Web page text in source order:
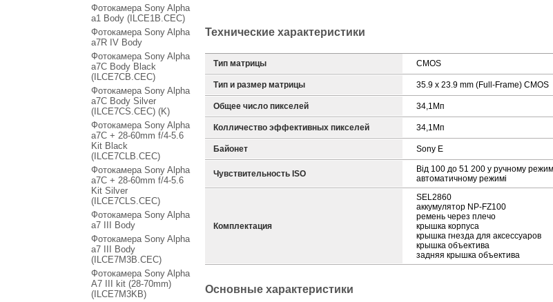
Технические характеристики
Тип матрицы CMOS
Тип и размер матрицы 35.9 x 23.9 mm (Full-Frame) CMOS
Общее число пикселей 34,1Мп
Колличество эффективных пикселей 34,1Мп
Байонет Sony E
Чувствительность ISO
Від 100 до 51 200 у ручному
автоматичному режимі
Комплектация
SEL2860
аккумулятор NP-FZ100
ремень через плечо
крышка корпуса
крышка гнезда для аксессуаров
крышка объектива
задняя крышка объектива
Основные характеристики
Фотокамера Sony Alpha
a1 Body (ILCE1B.CEC)
Фотокамера Sony Alpha
a7R IV Body
Фотокамера Sony Alpha
a7C Body Black
(ILCE7CB.CEC)
Фотокамера Sony Alpha
a7C Body Silver
(ILCE7CS.CEC) (K)
Фотокамера Sony Alpha
a7C + 28-60mm f/4-5.6
Kit Black
(ILCE7CLB.CEC)
Фотокамера Sony Alpha
a7C + 28-60mm f/4-5.6
Kit Silver
(ILCE7CLS.CEC)
Фотокамера Sony Alpha
a7 III Body
Фотокамера Sony Alpha
a7 III Body
(ILCE7M3B.CEC)
Фотокамера Sony Alpha
A7 III kit (28-70mm)
(ILCE7M3KB)